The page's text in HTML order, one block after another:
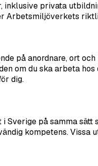
privata
Arbetsmiljöverkets
på anordnare, ort
om du ska arbeta
dig.
Sverige på samma
kompetens.